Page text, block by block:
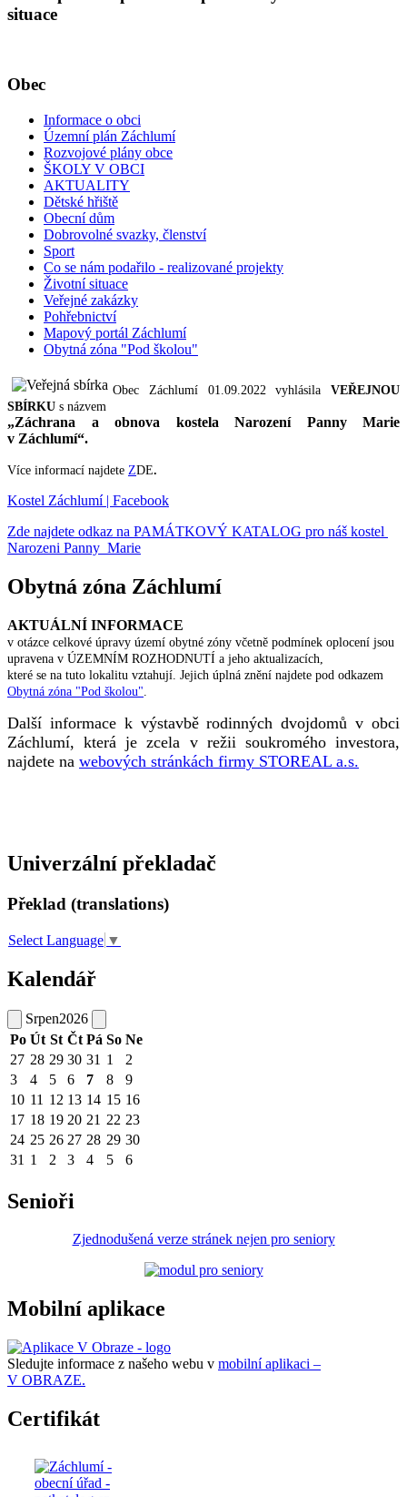
situace
Obec
Informace o obci
Územní plán Záchlumí
Rozvojové plány obce
ŠKOLY V OBCI
AKTUALITY
Dětské hřiště
Obecní dům
Dobrovolné svazky, členství
Sport
Co se nám podařilo - realizované projekty
Životní situace
Veřejné zakázky
Pohřebnictví
Mapový portál Záchlumí
Obytná zóna "Pod školou"
Obec Záchlumí 01.09.2022 vyhlásila VEŘEJNOU
SBÍRKU s názvem
„Záchrana a obnova kostela Narození Panny Marie
v Záchlumí“.
Více informací najdete ZDE.
Kostel Záchlumí | Facebook
Zde najdete odkaz na PAMÁTKOVÝ KATALOG pro náš kostel
Narozeni Panny Marie
Obytná zóna Záchlumí
AKTUÁLNÍ INFORMACE
v otázce celkové úpravy území obytné zóny včetně podmínek oplocení jsou
upravena v ÚZEMNÍM ROZHODNUTÍ a jeho aktualizacích,
které se na tuto lokalitu vztahují. Jejich úplná znění najdete pod odkazem
Obytná zóna "Pod školou".
Další informace k výstavbě rodinných dvojdomů v obci
Záchlumí, která je zcela v režii soukromého investora,
najdete na webových stránkách firmy STOREAL a.s.
Univerzální překladač
Překlad (translations)
Select Language ▼
Kalendář
Srpen2026
Po Út St Čt Pá So Ne
27 28 29 30 31 1
2
3
4 5 6 7 8
9
10 11 12 13 14 15 16
17 18 19 20 21 22 23
24 25 26 27 28 29 30
31 1 2 3 4 5 6
Senioři
Zjednodušená verze stránek nejen pro seniory
Mobilní aplikace
Sledujte informace z našeho webu v mobilní aplikaci –
V OBRAZE.
Certifikát